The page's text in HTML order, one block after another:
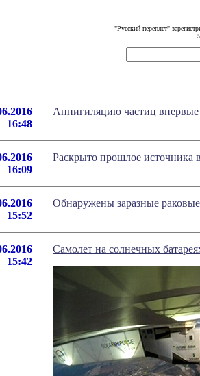
"Русский переплет"
16:48
Аннигиляцию частиц
16:09
Раскрыто прошлое источника
15:52
Обнаружены заразные
15:42
Самолет на солнечных